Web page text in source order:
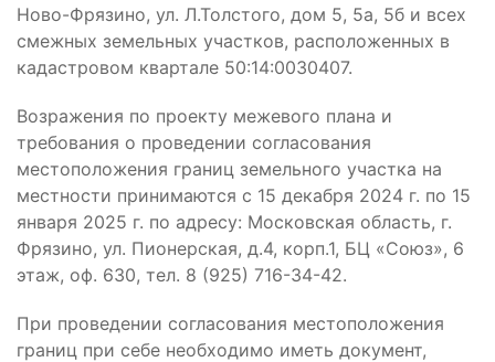
Ново-Фрязино, ул. Л.Толстого, дом 5, 5а, 5б и всех
смежных земельных участков, расположенных в
кадастровом квартале 50:14:0030407.
Возражения по проекту межевого плана и
требования о проведении согласования
местоположения границ земельного участка на
местности принимаются с 15 декабря 2024 г. по 15
января 2025 г. по адресу: Московская область, г.
Фрязино, ул. Пионерская, д.4, корп.1, БЦ «Союз», 6
этаж, оф. 630, тел. 8 (925) 716-34-42.
При проведении согласования местоположения
границ при себе необходимо иметь документ,